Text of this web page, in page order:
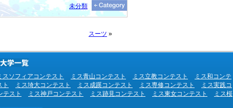
未分類
スーツ »
スソフィアコンテスト ミス青山コンテスト ミス立教コンテスト
ミス和コンテ
ト ミス埼大コンテスト ミス成蹊コンテスト ミス専修コンテスト
ミス実践コ
テスト ミス神戸コンテスト ミス跡見コンテスト ミス東女コンテスト
ミス桜